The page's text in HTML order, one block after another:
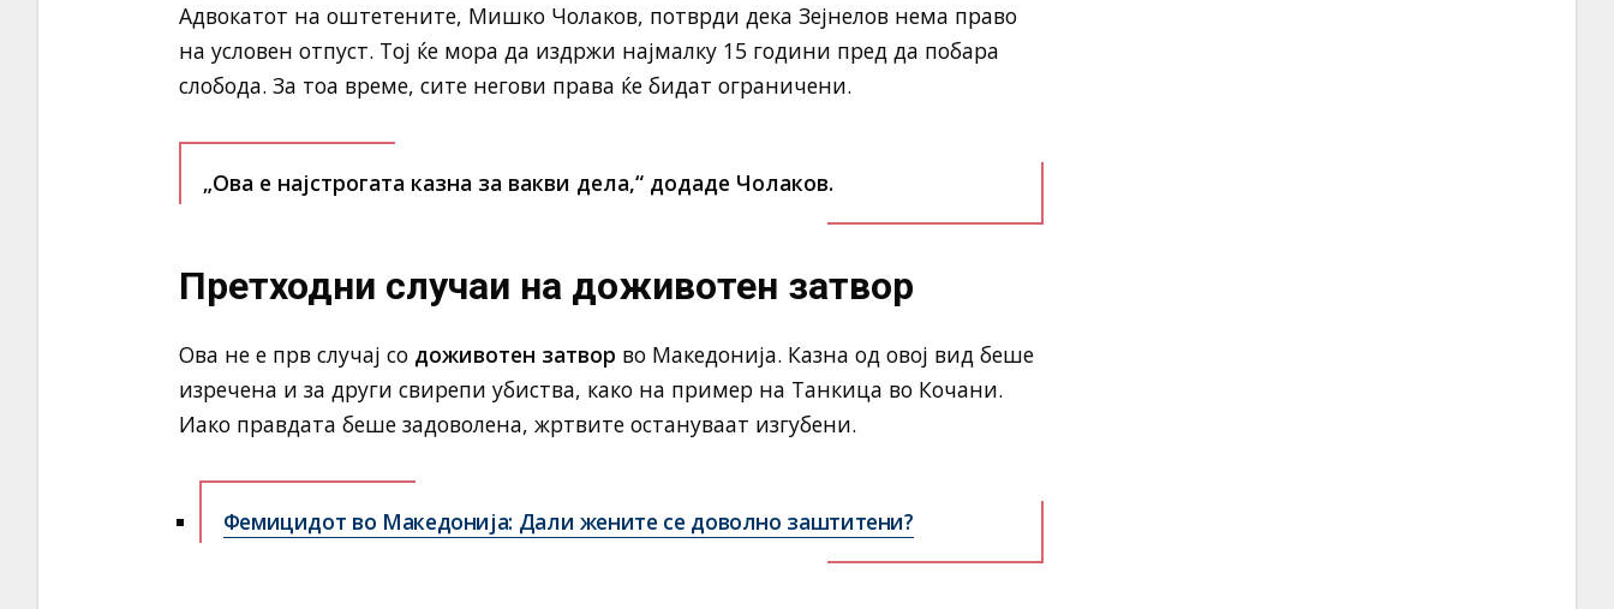
Адвокатот на оштетените, Мишко Чолаков, потврди дека Зејнелов нема право
на условен отпуст. Тој ќе мора да издржи најмалку 15 години пред да побара
слобода. За тоа време, сите негови права ќе бидат ограничени.
„Ова е најстрогата казна за вакви дела,“додаде Чолаков.
Претходни случаи на доживотен затвор
Ова не е прв случај со доживотен затвор во Македонија. Казна од овој вид беше
изречена и за други свирепи убиства, како на пример на Танкица во Кочани.
Иако правдата беше задоволена, жртвите остануваат изгубени.
Фемицидот во Македонија: Дали жените се доволно заштитени?